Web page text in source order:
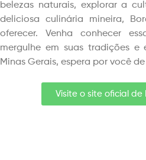
belezas naturais, explorar a
deliciosa culinária mineira,
oferecer. Venha conhecer
mergulhe em suas tradições e
Minas Gerais, espera por você
Visite o site oficial